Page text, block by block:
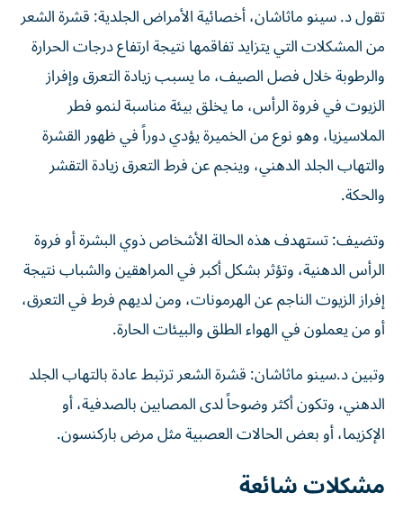
تقول د. سينو ماثاشان، أخصائية الأمراض الجلدية: قشرة الشعر
من المشكلات التي يتزايد تفاقمها نتيجة ارتفاع درجات الحرارة
والرطوبة خلال فصل الصيف، ما يسبب زيادة التعرق وإفراز
الزيوت في فروة الرأس، ما يخلق بيئة مناسبة لنمو فطر
الملاسيزيا، وهو نوع من الخميرة يؤدي دوراً في ظهور القشرة
والتهاب الجلد الدهني، وينجم عن فرط التعرق زيادة التقشر
والحكة.
وتضيف: تستهدف هذه الحالة الأشخاص ذوي البشرة أو فروة
الرأس الدهنية، وتؤثر بشكل أكبر في المراهقين والشباب نتيجة
إفراز الزيوت الناجم عن الهرمونات، ومن لديهم فرط في التعرق،
أو من يعملون في الهواء الطلق والبيئات الحارة.
وتبين د.سينو ماثاشان: قشرة الشعر ترتبط عادة بالتهاب الجلد
الدهني، وتكون أكثر وضوحاً لدى المصابين بالصدفية، أو
الإكزيما، أو بعض الحالات العصبية مثل مرض باركنسون.
مشكلات شائعة